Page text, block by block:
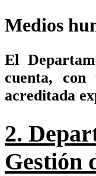
Medios
El
cuenta, con
acreditada
2.
Gestión